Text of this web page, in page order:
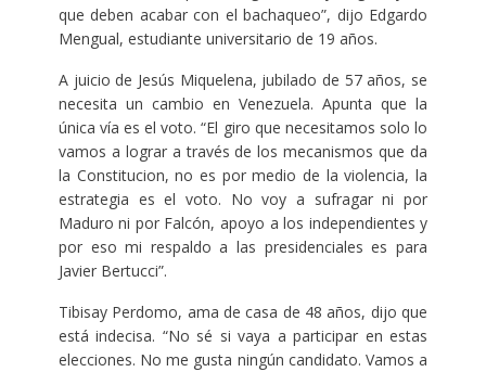
que deben acabar con el bachaqueo”, dijo Edgardo
Mengual, estudiante universitario de 19 años.
A juicio de Jesús Miquelena, jubilado de 57 años, se
necesita un cambio en Venezuela. Apunta que la
única vía es el voto. “El giro que necesitamos solo lo
vamos a lograr a través de los mecanismos que da
la Constitucion, no es por medio de la violencia, la
estrategia es el voto. No voy a sufragar ni por
Maduro ni por Falcón, apoyo a los independientes y
por eso mi respaldo a las presidenciales es para
Javier Bertucci”.
Tibisay Perdomo, ama de casa de 48 años, dijo que
está indecisa. “No sé si vaya a participar en estas
elecciones. No me gusta ningún candidato. Vamos a